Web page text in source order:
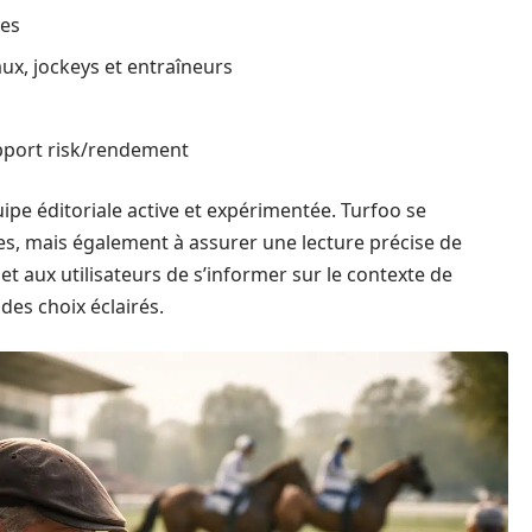
jockeys et entraîneurs
risk/rendement
éditoriale active et expérimentée. Turfoo se
mais également à assurer une lecture précise de
aux utilisateurs de s’informer sur le contexte de
choix éclairés.